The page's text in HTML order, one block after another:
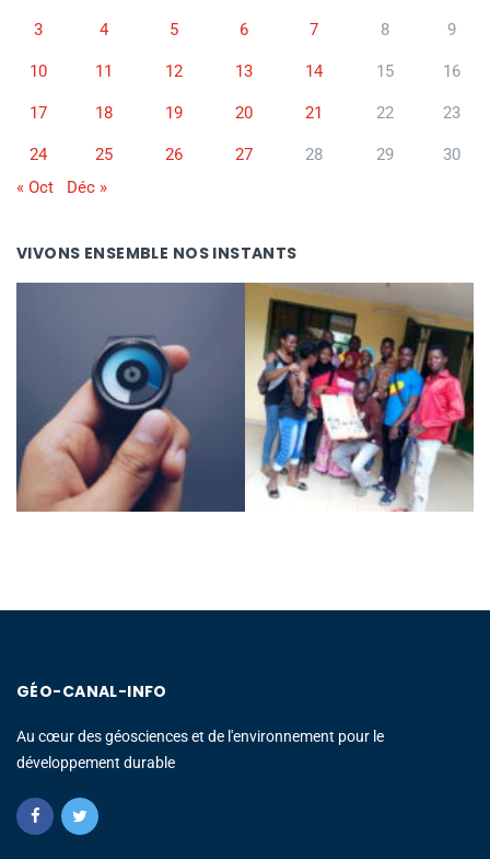
3 4 5 6 7 8 9
10 11 12 13 14 15 16
17 18 19 20 21 22 23
24 25 26 27 28 29
30
« Oct
Déc »
VIVONS ENSEMBLE NOS INSTANTS
GÉO-CANAL-INFO
Au cœur des géosciences et de l'environnement pour le
développement durable